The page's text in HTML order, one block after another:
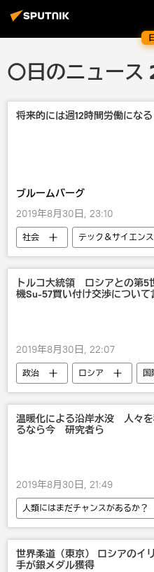
〇日のニュー
将来的には週12時間労働になる
ブルームバーグ
2019年8月30日, 23:10
社会 テック＆サイエンス
ロボット
トルコ大統領 ロシアとの第5
機Su-57買い付け交渉について
2019年8月30日, 22:07
政治 ロシア 国
経済
スホイ57
軍事
温暖化による沿岸水没 人々
るなら今 研究者ら
2019年8月30日, 21:49
社会
テック＆サイエンス
自然
地球温暖化
世界柔道（東京） ロシアのイ
手が銀メダル獲得